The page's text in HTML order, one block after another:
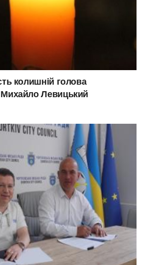
колишній голова
Михайло Левицький